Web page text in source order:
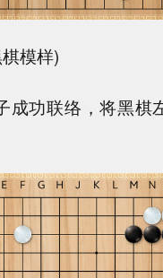
模样)
成功联络，将黑棋